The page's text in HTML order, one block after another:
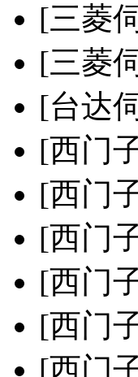
[三菱
[三菱
[台达
[西门
[西门
[西门
[西门
[西门
[西门